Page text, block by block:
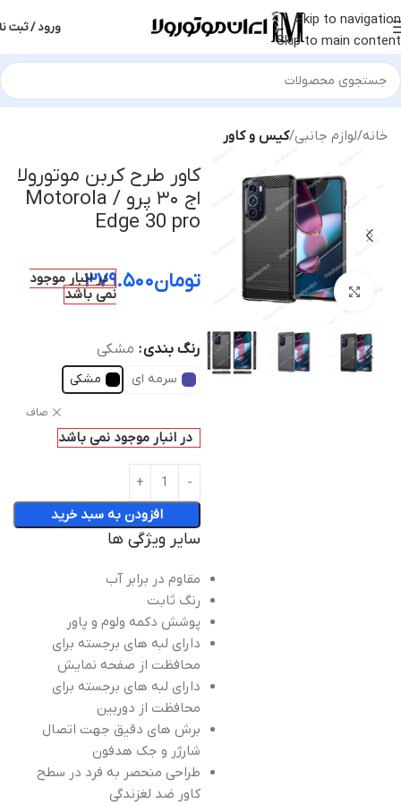
Skip to navigation
Skip to main content
ورود / ثبت
خانه لوازم جانبی کیس و کاور
بزرگنمایی تصویر
کاور طرح کربن موتورولا
اج ۳۰ پرو / Motorola
Edge 30 pro
تومان۳۷۹.۵۰۰در انبار موجود
نمی باشد
رنگ بندی مشکی
سرمه ای مشکی
صاف
در انبار موجود نمی باشد
افزودن به سبد خرید
سایر ویژگی ها
مقاوم در برابر آب
رنگ ثابت
پوشش دکمه ولوم و پاور
دارای لبه های برجسته برای
محافظت از صفحه نمایش
دارای لبه های برجسته برای
محافظت از دوربین
برش های دقیق جهت اتصال
شارژر و جک هدفون
طراحی منحصر به فرد در سطح
کاور ضد لغزندگی